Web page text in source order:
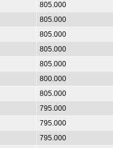
805.000
805.000
805.000
805.000
805.000
800.000
805.000
795.000
795.000
795.000